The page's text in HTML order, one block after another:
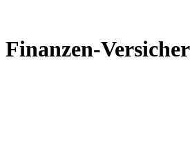
Finanzen-